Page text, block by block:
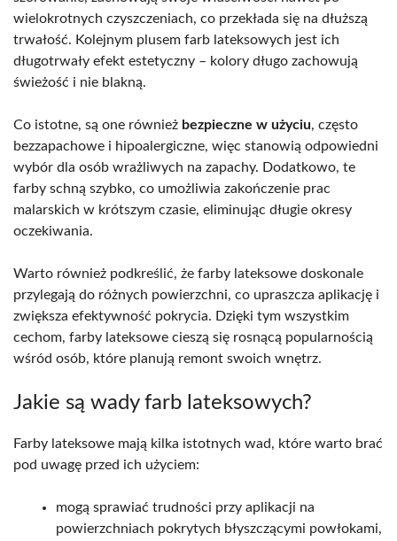
wielokrotnych czyszczeniach, co przekłada się na dłuższą
trwałość. Kolejnym plusem farb lateksowych jest ich
długotrwały efekt estetyczny – kolory długo zachowują
świeżość i nie blakną.
Co istotne, są one również bezpieczne w użyciu, często
bezzapachowe i hipoalergiczne, więc stanowią odpowiedni
wybór dla osób wrażliwych na zapachy. Dodatkowo, te
farby schną szybko, co umożliwia zakończenie prac
malarskich w krótszym czasie, eliminując długie okresy
oczekiwania.
Warto również podkreślić, że farby lateksowe doskonale
przylegają do różnych powierzchni, co upraszcza aplikację i
zwiększa efektywność pokrycia. Dzięki tym wszystkim
cechom, farby lateksowe cieszą się rosnącą popularnością
wśród osób, które planują remont swoich wnętrz.
Jakie są wady farb lateksowych?
Farby lateksowe mają kilka istotnych wad, które warto brać
pod uwagę przed ich użyciem:
mogą sprawiać trudności przy aplikacji na
powierzchniach pokrytych błyszczącymi powłokami,